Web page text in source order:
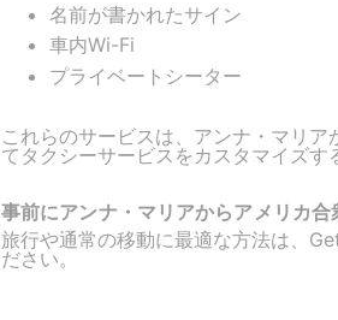
名前が書かれたサイン
車内Wi-Fi
プライベートシーター
これらのサービスは、アンナ・マリ
てタクシーサービスをカスタマイズす
事前にアンナ・マリアからアメリカ合
旅行や通常の移動に最適な方法は、
ださい。